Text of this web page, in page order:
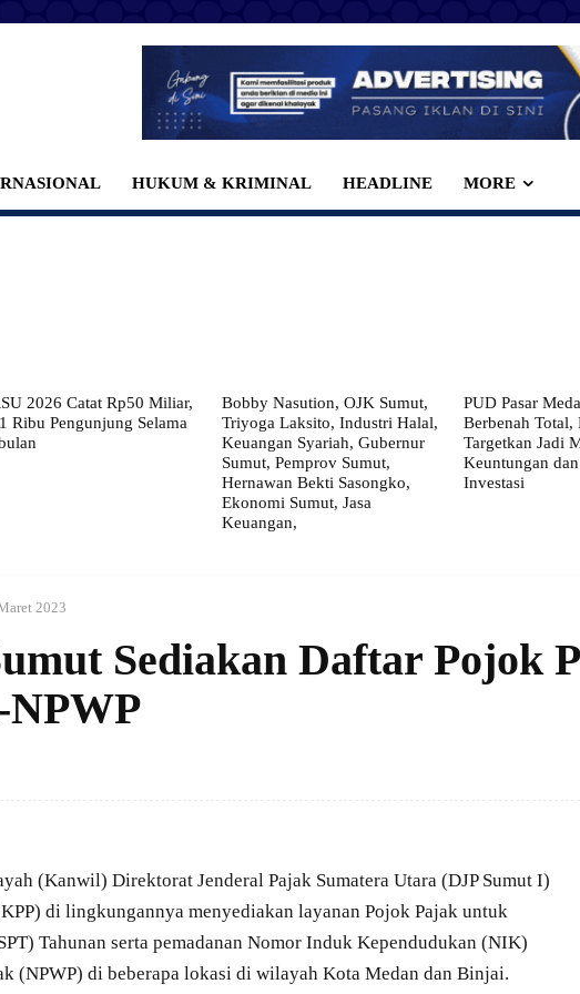
HUKUM & KRIMINAL HEADLINE MORE
2026 Catat Rp50 Miliar,
Ribu Pengunjung Selama
Bobby Nasution, OJK Sumut,
Triyoga Laksito, Industri Halal,
Keuangan Syariah, Gubernur
Sumut, Pemprov Sumut,
Hernawan Bekti Sasongko,
Ekonomi Sumut, Jasa
Keuangan,
PUD Pasar
Berbenah Total,
Targetkan Jadi
Keuntungan dan
Investasi
2023
Sediakan Daftar Pojok
(Kanwil) Direktorat Jenderal Pajak Sumatera Utara (DJP Sumut I)
di lingkungannya menyediakan layanan Pojok Pajak untuk
Tahunan serta pemadanan Nomor Induk Kependudukan (NIK)
(NPWP) di beberapa lokasi di wilayah Kota Medan dan Binjai.